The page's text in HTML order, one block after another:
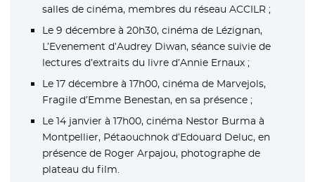
salles de cinéma, membres du réseau ACCILR ;
Le 9 décembre à 20h30, cinéma de Lézignan,
L’Evenement d’Audrey Diwan, séance suivie de
lectures d’extraits du livre d’Annie Ernaux ;
Le 17 décembre à 17h00, cinéma de Marvejols,
Fragile d’Emme Benestan, en sa présence ;
Le 14 janvier à 17h00, cinéma Nestor Burma à
Montpellier, Pétaouchnok d’Edouard Deluc, en
présence de Roger Arpajou, photographe de
plateau du film.